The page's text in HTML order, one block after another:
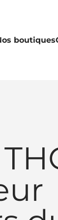
boutiques